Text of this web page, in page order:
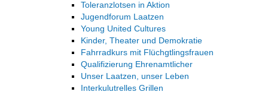
Toleranzlotsen in Aktion
Jugendforum Laatzen
Young United Cultures
Kinder, Theater und Demokratie
Fahrradkurs mit Flüchgtlingsfrauen
Qualifizierung Ehrenamtlicher
Unser Laatzen, unser Leben
Interkulutrelles Grillen